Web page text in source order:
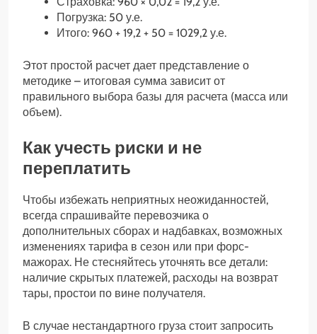
Погрузка: 50 у.е.
Итого: 960 + 19,2 + 50 = 1029,2 у.е.
Этот простой расчет дает представление о
методике – итоговая сумма зависит от
правильного выбора базы для расчета (масса или
объем).
Как учесть риски и не
переплатить
Чтобы избежать неприятных неожиданностей,
всегда спрашивайте перевозчика о
дополнительных сборах и надбавках, возможных
изменениях тарифа в сезон или при форс-
мажорах. Не стесняйтесь уточнять все детали:
наличие скрытых платежей, расходы на возврат
тары, простои по вине получателя.
В случае нестандартного груза стоит запросить